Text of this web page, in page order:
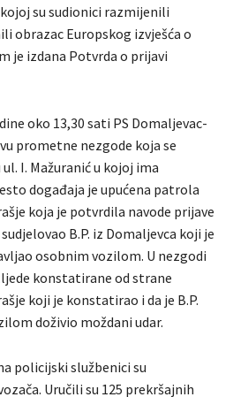
su sudionici razmijenili
obrazac Europskog izvješća o
je izdana Potvrda o prijavi
oko 13,30 sati PS Domaljevac-
prometne nezgode koja se
I. Mažuranić u kojoj ima
događaja je upućena patrola
koja je potvrdila navode prijave
B.P. iz Domaljevca koji je
osobnim vozilom. U nezgodi
konstatirane od strane
koji je konstatirao i da je B.P.
doživio moždani udar.
policijski službenici su
Uručili su 125 prekršajnih